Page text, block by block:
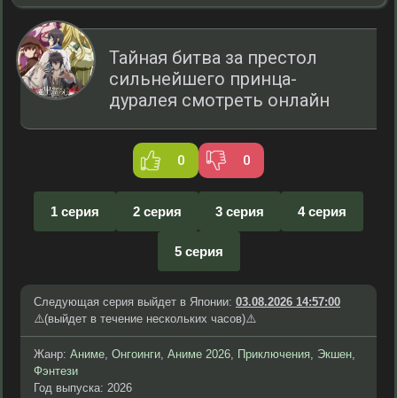
Тайная битва за престол
сильнейшего принца-
дуралея смотреть онлайн
0 0
1 серия 2 серия 3 серия 4 серия
5 серия
Следующая серия выйдет в Японии: 03.08.2026 14:57:00
⚠️(выйдет в течение нескольких часов)⚠️
Жанр: Аниме, Онгоинги, Аниме 2026, Приключения, Экшен,
Фэнтези
Год выпуска: 2026